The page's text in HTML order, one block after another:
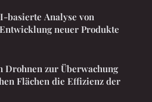
basierte Analyse von
neuer Produkte
Drohnen zur Überwachung
Flächen die Effizienz der